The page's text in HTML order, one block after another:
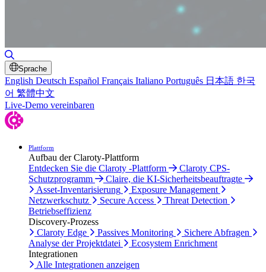
Sprache
English Deutsch Español Français Italiano Português 日本語 한국
어 繁體中文
Live-Demo vereinbaren
Plattform
Aufbau der Claroty-Plattform
Entdecken Sie die Claroty -Plattform
Claroty CPS-
Schutzprogramm
Claire, die KI-Sicherheitsbeauftragte
Asset-Inventarisierung
Exposure Management
Netzwerkschutz
Secure Access
Threat Detection
Betriebseffizienz
Discovery-Prozess
Claroty Edge
Passives Monitoring
Sichere Abfragen
Analyse der Projektdatei
Ecosystem Enrichment
Integrationen
Alle Integrationen anzeigen